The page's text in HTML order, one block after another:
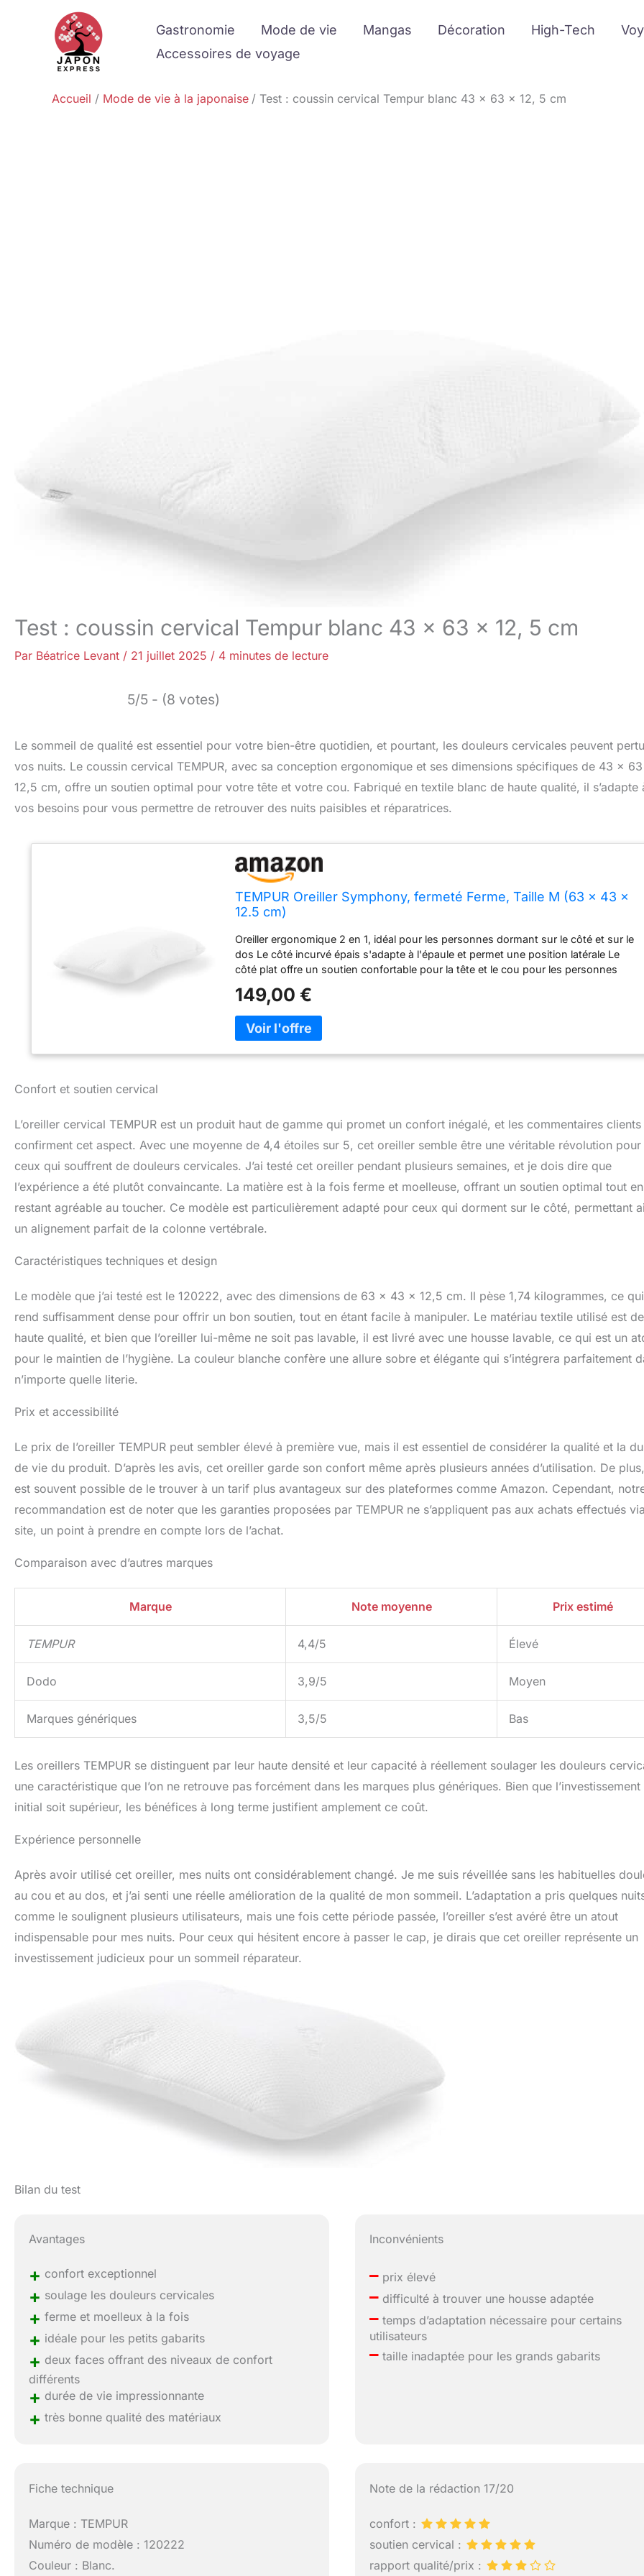
Gastronomie Mode de vie Mangas Décoration High-Tech
Accessoires de voyage
Accueil Mode de vie à la japonaise Test : coussin cervical Tempur blanc 43 x 63 x 12, 5 cm
Test : coussin cervical Tempur blanc 43 x 63 x 12, 5 cm
Par Béatrice Levant / 21 juillet 2025 / 4 minutes de lecture
5/5 - (8 votes)
Le sommeil de qualité est essentiel pour votre bien-être quotidien, et pourtant, les douleurs cervicales peuvent
vos nuits. Le coussin cervical TEMPUR, avec sa conception ergonomique et ses dimensions spécifiques de 43 x
12,5 cm, offre un soutien optimal pour votre tête et votre cou. Fabriqué en textile blanc de haute qualité, il s’adapte
vos besoins pour vous permettre de retrouver des nuits paisibles et réparatrices.
TEMPUR Oreiller Symphony, fermeté Ferme, Taille M (63 x 43 x
12.5 cm)
Oreiller ergonomique 2 en 1, idéal pour les personnes dormant sur le côté et sur le
dos Le côté incurvé épais s'adapte à l'épaule et permet une position latérale Le
côté plat offre un soutien confortable pour la tête et le cou pour les personnes
chaleur et au poids du corps et s'adapte ainsi individuellement à vos besoins La
housse de coussin amovible est lavable à 60°C et est composée à 99 percent de
polyester, 1 percent d'élasthanne. Dimensions du coussin : 43 x 63 x 12,5 cm
Garantie fabricant : 3 ans. Vous trouverez les conditions de garantie dans la
rubrique « Informations techniques supplémentaires ». Vos droits de garantie
149,00 €
Confort et soutien cervical
L’oreiller cervical TEMPUR est un produit haut de gamme qui promet un confort inégalé, et les commentaires clients
confirment cet aspect. Avec une moyenne de 4,4 étoiles sur 5, cet oreiller semble être une véritable révolution pour
ceux qui souffrent de douleurs cervicales. J’ai testé cet oreiller pendant plusieurs semaines, et je dois dire que
l’expérience a été plutôt convaincante. La matière est à la fois ferme et moelleuse, offrant un soutien optimal tout en
restant agréable au toucher. Ce modèle est particulièrement adapté pour ceux qui dorment sur le côté, permettant
un alignement parfait de la colonne vertébrale.
Caractéristiques techniques et design
Le modèle que j’ai testé est le 120222, avec des dimensions de 63 x 43 x 12,5 cm. Il pèse 1,74 kilogrammes, ce
rend suffisamment dense pour offrir un bon soutien, tout en étant facile à manipuler. Le matériau textile utilisé est de
haute qualité, et bien que l’oreiller lui-même ne soit pas lavable, il est livré avec une housse lavable, ce qui est un
pour le maintien de l’hygiène. La couleur blanche confère une allure sobre et élégante qui s’intégrera parfaitement
n’importe quelle literie.
Prix et accessibilité
Le prix de l’oreiller TEMPUR peut sembler élevé à première vue, mais il est essentiel de considérer la qualité et la
de vie du produit. D’après les avis, cet oreiller garde son confort même après plusieurs années d’utilisation. De
est souvent possible de le trouver à un tarif plus avantageux sur des plateformes comme Amazon. Cependant,
recommandation est de noter que les garanties proposées par TEMPUR ne s’appliquent pas aux achats effectués
site, un point à prendre en compte lors de l’achat.
Comparaison avec d’autres marques
Marque Note moyenne Prix estimé
TEMPUR 4,4/5 Élevé
Dodo 3,9/5 Moyen
Marques génériques 3,5/5 Bas
Les oreillers TEMPUR se distinguent par leur haute densité et leur capacité à réellement soulager les douleurs
une caractéristique que l’on ne retrouve pas forcément dans les marques plus génériques. Bien que l’investissement
initial soit supérieur, les bénéfices à long terme justifient amplement ce coût.
Expérience personnelle
Après avoir utilisé cet oreiller, mes nuits ont considérablement changé. Je me suis réveillée sans les habituelles
au cou et au dos, et j’ai senti une réelle amélioration de la qualité de mon sommeil. L’adaptation a pris quelques
comme le soulignent plusieurs utilisateurs, mais une fois cette période passée, l’oreiller s’est avéré être un atout
indispensable pour mes nuits. Pour ceux qui hésitent encore à passer le cap, je dirais que cet oreiller représente un
investissement judicieux pour un sommeil réparateur.
Bilan du test
Avantages
+ confort exceptionnel
+ soulage les douleurs cervicales
+ ferme et moelleux à la fois
+ idéale pour les petits gabarits
+ deux faces offrant des niveaux de confort
différents
+ durée de vie impressionnante
+ très bonne qualité des matériaux
Inconvénients
– prix élevé
– difficulté à trouver une housse adaptée
– temps d’adaptation nécessaire pour certains
utilisateurs
– taille inadaptée pour les grands gabarits
Fiche technique
Marque : TEMPUR
Numéro de modèle : 120222
Couleur : Blanc.
Note de la rédaction 17/20
confort :
soutien cervical :
rapport qualité/prix :